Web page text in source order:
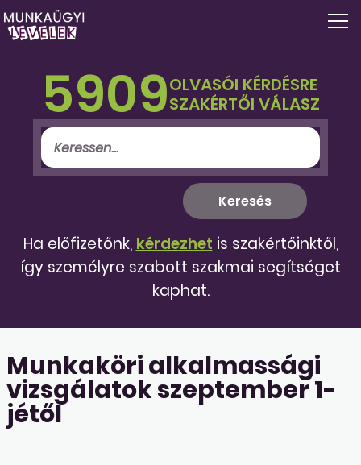
5909OLVASÓI KÉRDÉSRE
SZAKÉRTŐI VÁLASZ
Ha előfizetőnk, kérdezhet is szakértőinktől,
így személyre szabott szakmai segítséget
kaphat.
Munkaköri alkalmassági
vizsgálatok szeptember 1-
jétől